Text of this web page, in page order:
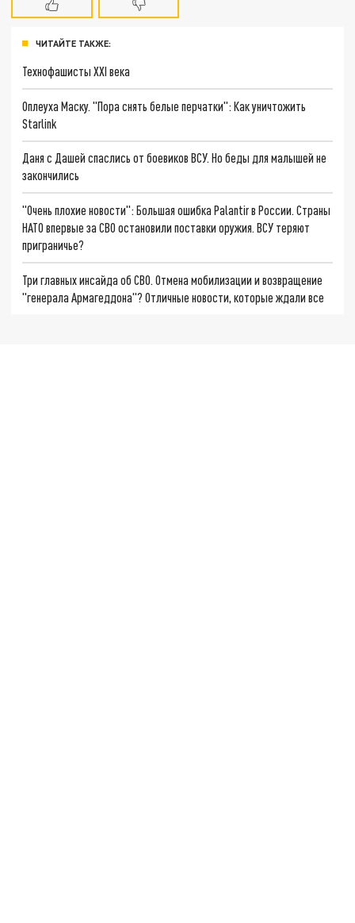
ЧИТАЙТЕ ТАКЖЕ:
Технофашисты XXI века
Оплеуха Маску. "Пора снять белые перчатки": Как уничтожить
Starlink
Даня с Дашей спаслись от боевиков ВСУ. Но беды для малышей не
закончились
"Очень плохие новости": Большая ошибка Palantir в России. Страны
НАТО впервые за СВО остановили поставки оружия. ВСУ теряют
приграничье?
Три главных инсайда об СВО. Отмена мобилизации и возвращение
"генерала Армагеддона"? Отличные новости, которые ждали все